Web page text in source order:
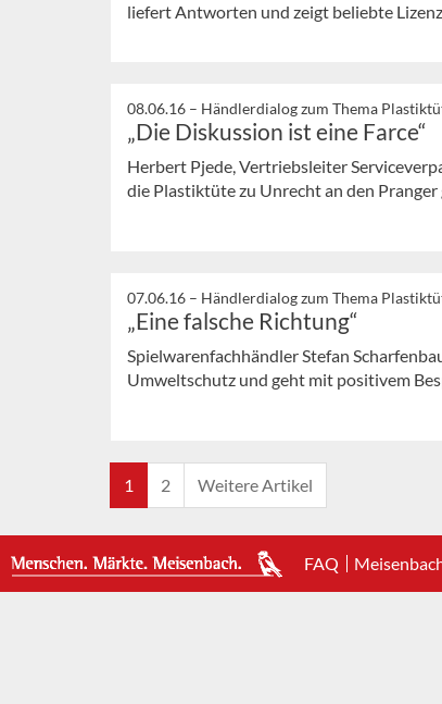
liefert Antworten und zeigt beliebte
08.06.16 – Händlerdialog zum Thema
„Die Diskussion ist eine Farce“
Herbert Pjede, Vertriebsleiter
die Plastiktüte zu Unrecht an den
07.06.16 – Händlerdialog zum Thema
„Eine falsche Richtung“
Spielwarenfachhändler Stefan
Umweltschutz und geht mit positivem
1 2 Weitere Artikel
FAQ